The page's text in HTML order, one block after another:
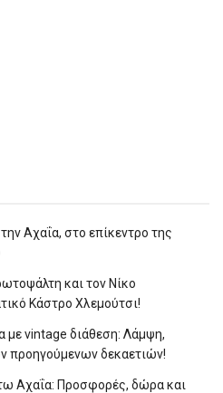
Αχαΐα, στο επίκεντρο της
και τον Νίκο
Κάστρο Χλεμούτσι!
με vintage διάθεση: Λάμψη,
προηγούμενων δεκαετιών!
Αχαΐα: Προσφορές, δώρα και